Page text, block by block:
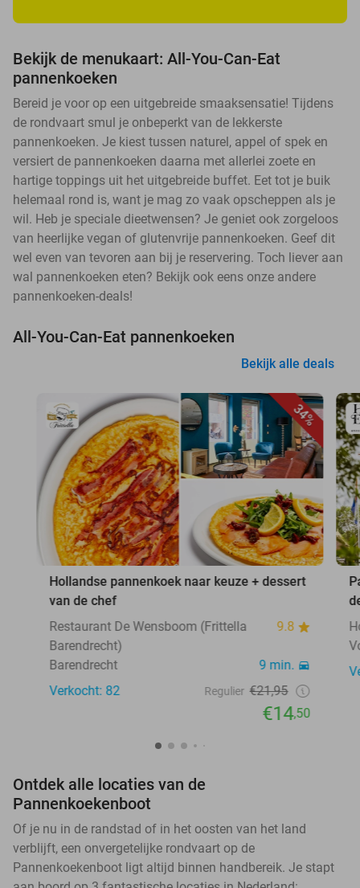
Bekijk de menukaart: All-You-Can-Eat
pannenkoeken
Bereid je voor op een uitgebreide smaaksensatie! Tijdens
de rondvaart smul je onbeperkt van de lekkerste
pannenkoeken. Je kiest tussen naturel, appel of spek en
versiert de pannenkoeken daarna met allerlei zoete en
hartige toppings uit het uitgebreide buffet. Eet tot je buik
helemaal rond is, want je mag zo vaak opscheppen als je
wil. Heb je speciale dieetwensen? Je geniet ook zorgeloos
van heerlijke vegan of glutenvrije pannenkoeken. Geef dit
wel even van tevoren aan bij je reservering. Toch liever aan
wal pannenkoeken eten? Bekijk ook eens onze andere
pannenkoeken-deals!
All-You-Can-Eat pannenkoeken
Bekijk alle deals
34%
Hollandse pannenkoek naar keuze + dessert
van de chef
Restaurant De Wensboom (Frittella
Barendrecht)
9.8
Barendrecht
9 min.
Verkocht: 82
Regulier €21,95
€14,50
Ontdek alle locaties van de
Pannenkoekenboot
Of je nu in de randstad of in het oosten van het land
verblijft, een onvergetelijke rondvaart op de
Pannenkoekenboot ligt altijd binnen handbereik. Je stapt